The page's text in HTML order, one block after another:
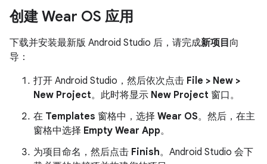
创建 Wear OS 应用
下载并安装最新版 Android Studio 后，请完成新项目 向
导：
打开 Android Studio，然后依次点击 File > New >
New Project。此时将显示 New Project 窗口。
在 Templates 窗格中，选择 Wear OS。然后，在主
窗格中选择 Empty Wear App。
为项目命名，然后点击 Finish。Android Studio 会下